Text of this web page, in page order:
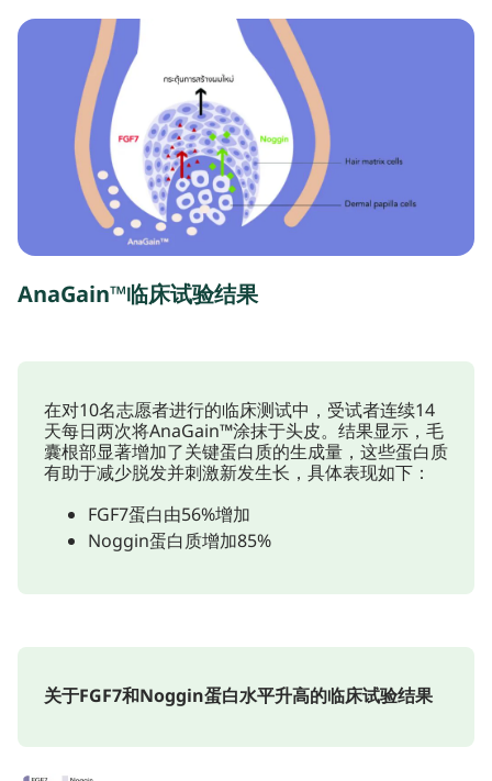
AnaGain™临床试验结果
在对10名志愿者进行的临床测试中，受试者连续14
天每日两次将AnaGain™涂抹于头皮。结果显示，毛
囊根部显著增加了关键蛋白质的生成量，这些蛋白质
有助于减少脱发并刺激新发生长，具体表现如下：
FGF7蛋白由56%增加
Noggin蛋白质增加85%
关于FGF7和Noggin蛋白水平升高的临床试验结果